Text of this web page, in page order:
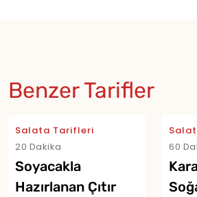
Benzer Tarifler
Salata Tarifleri
20 Dakika
Soyacakla
Hazırlanan Çıtır
60